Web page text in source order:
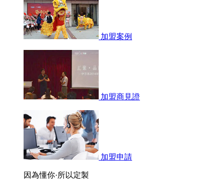
加盟案例
加盟商見證
加盟申請
因為懂你·所以定製